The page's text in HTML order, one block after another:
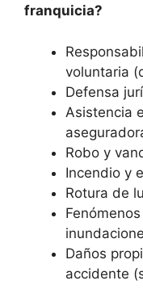
franquicia?
voluntaria
Defensa
Asistencia
Robo y
Incendio y
Rotura de
Daños
accidente